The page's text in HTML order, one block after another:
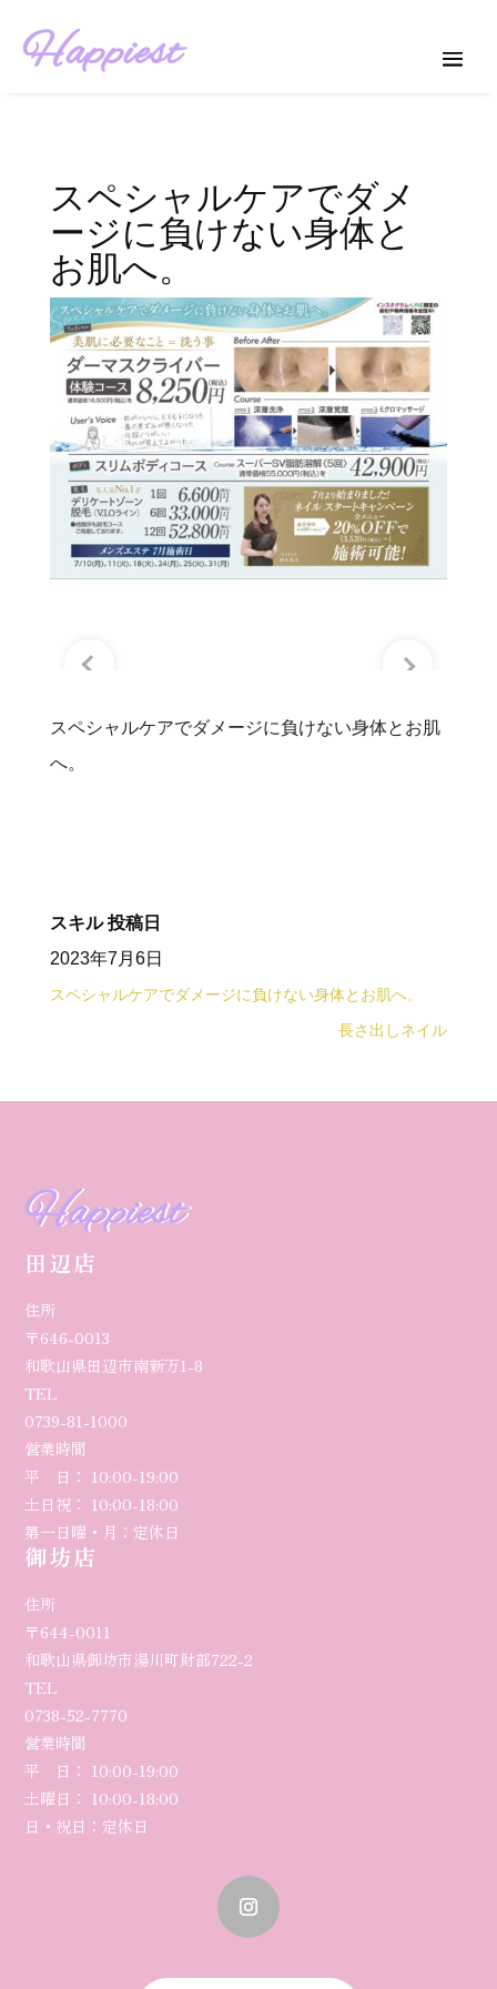
Happiest
スペシャルケアでダメ
ージに負けない身体と
お肌へ。
スペシャルケアでダメージに負けない身体とお肌
へ。
スキル 投稿日
2023年7月6日
スペシャルケアでダメージに負けない身体とお肌へ。
長さ出しネイル
Happiest
田辺店
住所
〒646-0013
和歌山県田辺市南新万1-8
TEL
0739-81-1000
営業時間
平 日： 10:00-19:00
土日祝： 10:00-18:00
第一日曜・月：定休日
御坊店
住所
〒644-0011
和歌山県御坊市湯川町財部722-2
TEL
0738-52-7770
営業時間
平 日： 10:00-19:00
土曜日 ： 10:00-18:00
日・祝日：定休日